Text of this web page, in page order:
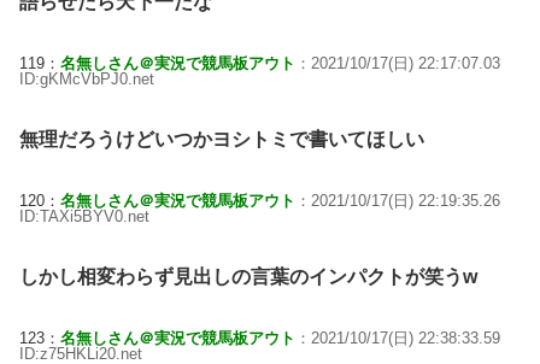
119： 名無しさん＠実況で競馬板アウト ：2021/10/17(日) 22:17:07.03
ID:gKMcVbPJ0.net
無理だろうけどいつかヨシトミで書いてほしい
120： 名無しさん＠実況で競馬板アウト ：2021/10/17(日) 22:19:35.26
ID:TAXi5BYV0.net
しかし相変わらず見出しの言葉のインパクトが笑うw
123： 名無しさん＠実況で競馬板アウト ：2021/10/17(日) 22:38:33.59
ID:z75HKLi20.net